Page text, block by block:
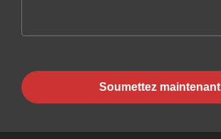
Soumettez maintenant